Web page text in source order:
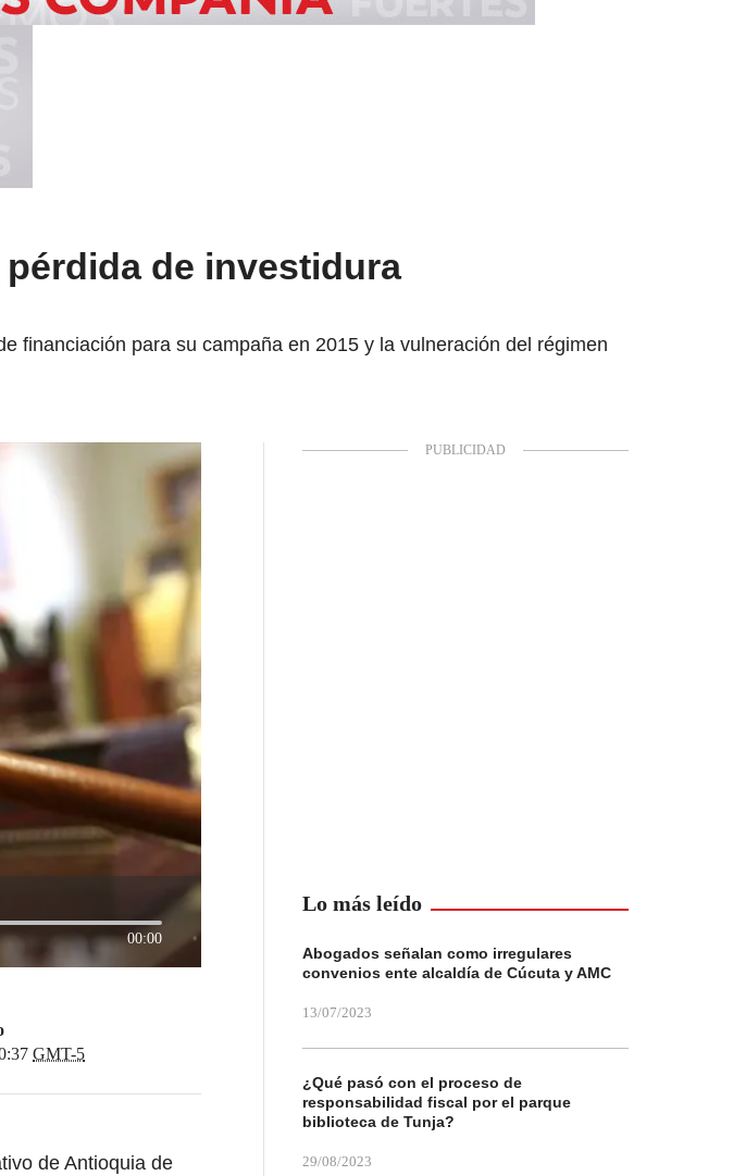
de investidura
financiación para su campaña en 2015 y la vulneración del régimen
00:00
GMT-5
de Antioquia de
Lo más leído
Abogados señalan como irregulares
convenios ente alcaldía de Cúcuta y AMC
13/07/2023
¿Qué pasó con el proceso de
responsabilidad fiscal por el parque
biblioteca de Tunja?
29/08/2023